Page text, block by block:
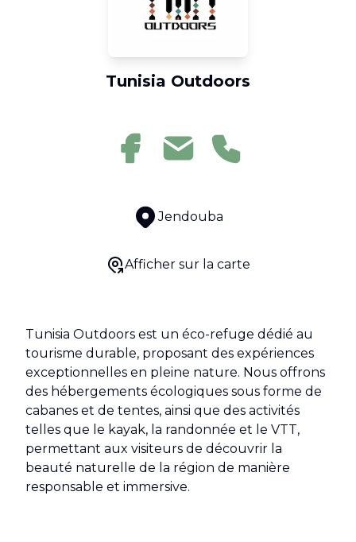
Tunisia Outdoors
Jendouba
Afficher sur la carte
Tunisia Outdoors est un éco-refuge dédié au
tourisme durable, proposant des expériences
exceptionnelles en pleine nature. Nous offrons
des hébergements écologiques sous forme de
cabanes et de tentes, ainsi que des activités
telles que le kayak, la randonnée et le VTT,
permettant aux visiteurs de découvrir la
beauté naturelle de la région de manière
responsable et immersive.